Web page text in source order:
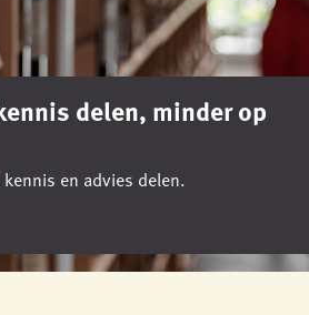
delen, minder op
en advies delen.